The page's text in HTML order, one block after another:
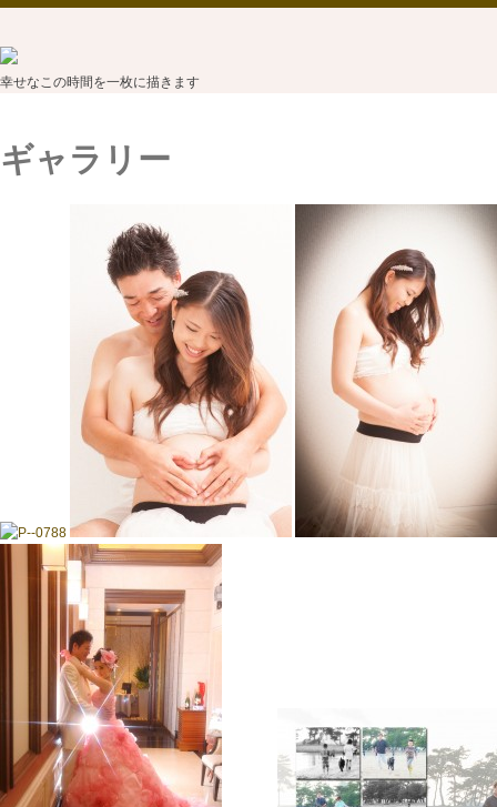
幸せなこの時間を一枚に描きます
ギャラリー